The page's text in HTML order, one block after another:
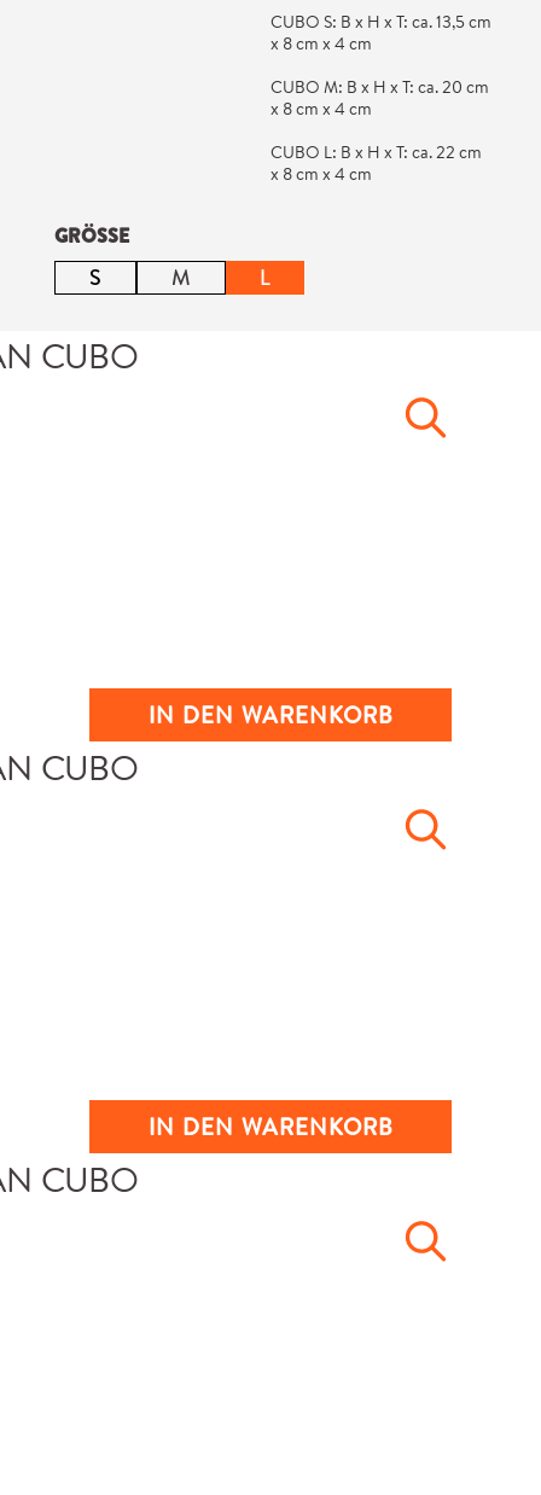
CUBO S: B x H x T: ca. 13,5 cm
x 8 cm x 4 cm
CUBO M: B x H x T: ca. 20 cm
x 8 cm x 4 cm
CUBO L: B x H x T: ca. 22 cm
x 8 cm x 4 cm
GRÖSSEauswählen
S(Diese Option ist zurzeit nicht verfügbar.)
M L
IN DEN WARENKORB
IN DEN WARENKORB